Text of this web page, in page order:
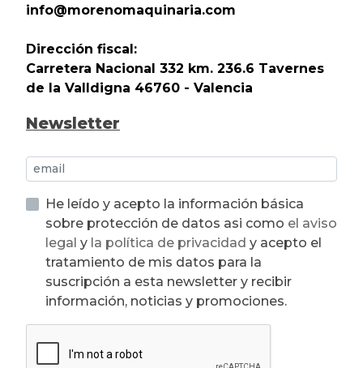
info@morenomaquinaria.com
Dirección fiscal:
Carretera Nacional 332 km. 236.6 Tavernes
de la Valldigna 46760 - Valencia
Newsletter
He leído y acepto la información básica
sobre protección de datos asi como el aviso
legal y la política de privacidad y acepto el
tratamiento de mis datos para la
suscripción a esta newsletter y recibir
información, noticias y promociones.